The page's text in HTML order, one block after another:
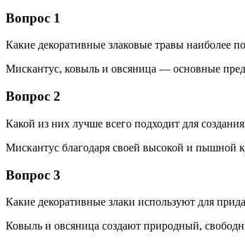
Вопрос 1
Какие декоративные злаковые травы наиболее
Мискантус, ковыль и овсяница — основные
Вопрос 2
Какой из них лучше всего подходит для
Мискантус благодаря своей высокой и пышной
Вопрос 3
Какие декоративные злаки используют для
Ковыль и овсяница создают природный,